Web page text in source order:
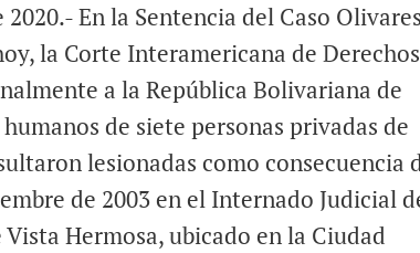
En la Sentencia del Caso Olivares
la Corte Interamericana de Derechos
a la República Bolivariana de
de siete personas privadas de
lesionadas como consecuencia
de 2003 en el Internado Judicial
Hermosa, ubicado en la Ciudad